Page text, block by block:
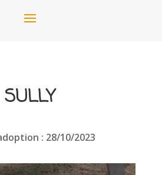
SULLY
: 28/10/2023